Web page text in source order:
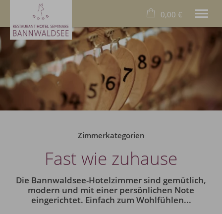
23. bis 30. August
2 Erwachsene
Das Allgäu
Deutsch
+49 8368 9000
0,00 €
Warenkorb ist leer
Zimmerkategorien
Fast wie zuhause
Die Bannwaldsee-Hotelzimmer sind gemütlich,
modern und mit einer persönlichen Note
eingerichtet. Einfach zum Wohlfühlen...